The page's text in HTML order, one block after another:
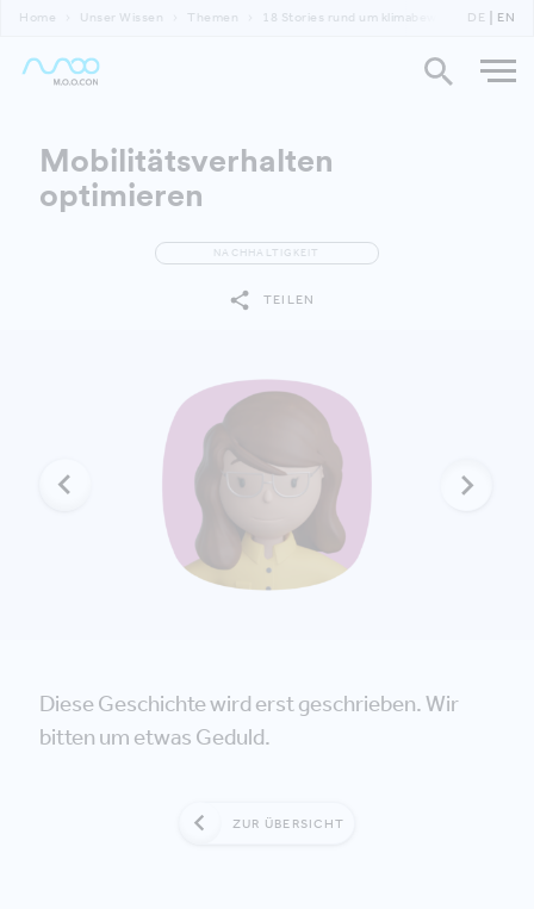
Home Unser Wissen Themen 18 Stories rund um klimabewussteDE EN
Mobilitätsverhalten
optimieren
NACHHALTIGKEIT
TEILEN
Diese Geschichte wird erst geschrieben. Wir
bitten um etwas Geduld.
ZUR ÜBERSICHT